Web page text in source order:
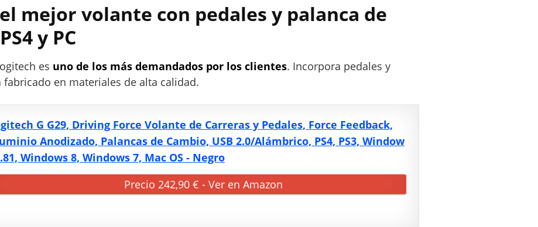
mejor volante con pedales y palanca de
y PC
es uno de los más demandados por los clientes. Incorpora pedales y
en materiales de alta calidad.
G G29, Driving Force Volante de Carreras y Pedales, Force Feedback,
Anodizado, Palancas de Cambio, USB 2.0/Alámbrico, PS4, PS3, Window
Windows 8, Windows 7, Mac OS - Negro
Precio 242,90 € - Ver en Amazon